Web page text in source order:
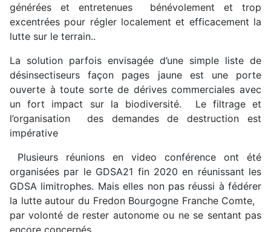
générées et entretenues bénévolement et trop
excentrées pour régler localement et efficacement la
lutte sur le terrain..
La solution parfois envisagée d’une simple liste de
désinsectiseurs façon pages jaune est une porte
ouverte à toute sorte de dérives commerciales avec
un fort impact sur la biodiversité. Le filtrage et
l’organisation des demandes de destruction est
impérative
Plusieurs réunions en video conférence ont été
organisées par le GDSA21 fin 2020 en réunissant les
GDSA limitrophes. Mais elles non pas réussi à fédérer
la lutte autour du Fredon Bourgogne Franche Comte,
par volonté de rester autonome ou ne se sentant pas
encore concernés.